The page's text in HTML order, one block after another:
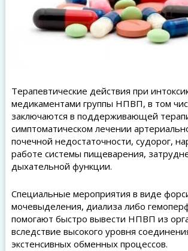
Терапевтические действия при
медикаментами группы НПВП, в том
заключаются в поддерживающей
симптоматическом лечении
почечной недостаточности, судорог,
работе системы пищеварения,
дыхательной функции.
Специальные мероприятия в виде
мочевыделения, диализа либо
помогают быстро вывести НПВП из
вследствие высокого уровня
экстенсивных обменных процессов.